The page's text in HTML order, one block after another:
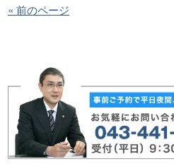
« 前のページ